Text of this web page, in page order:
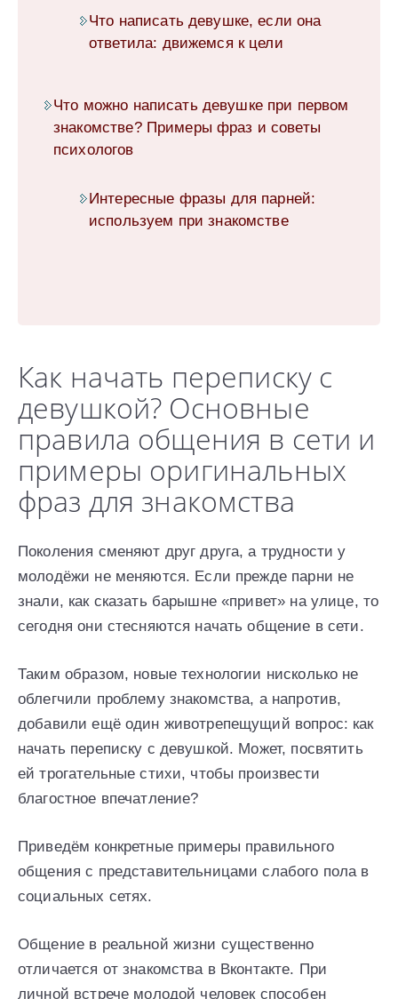
Что написать девушке, если она
ответила: движемся к цели
Что можно написать девушке при первом
знакомстве? Примеры фраз и советы
психологов
Интересные фразы для парней:
используем при знакомстве
Как начать переписку с
девушкой? Основные
правила общения в сети и
примеры оригинальных
фраз для знакомства
Поколения сменяют друг друга, а трудности у
молодёжи не меняются. Если прежде парни не
знали, как сказать барышне «привет» на улице, то
сегодня они стесняются начать общение в сети.
Таким образом, новые технологии нисколько не
облегчили проблему знакомства, а напротив,
добавили ещё один животрепещущий вопрос: как
начать переписку с девушкой. Может, посвятить
ей трогательные стихи, чтобы произвести
благостное впечатление?
Приведём конкретные примеры правильного
общения с представительницами слабого пола в
социальных сетях.
Общение в реальной жизни существенно
отличается от знакомства в Вконтакте. При
личной встрече молодой человек способен